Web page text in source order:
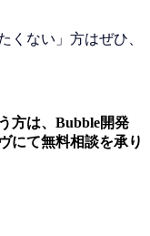
くない」方はぜひ、
方は、Bubble開発
にて無料相談を承り